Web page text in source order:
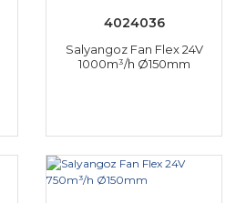
4024036
Salyangoz Fan Flex 24V
1000m³/h Ø150mm